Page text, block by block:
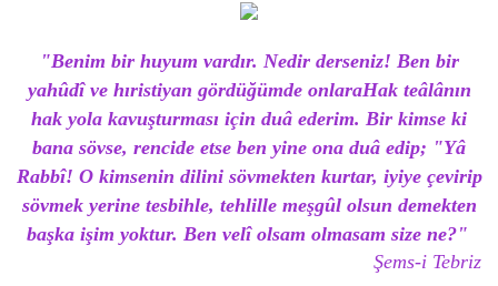
"Benim bir huyum vardır. Nedir derseniz! Ben bir
yahûdî ve hıristiyan gördüğümde onlaraHak teâlânın
hak yola kavuşturması için duâ ederim. Bir kimse ki
bana sövse, rencide etse ben yine ona duâ edip; "Yâ
Rabbî! O kimsenin dilini sövmekten kurtar, iyiye çevirip
sövmek yerine tesbihle, tehlille meşgûl olsun demekten
başka işim yoktur. Ben velî olsam olmasam size ne?"
Şems-i Tebriz